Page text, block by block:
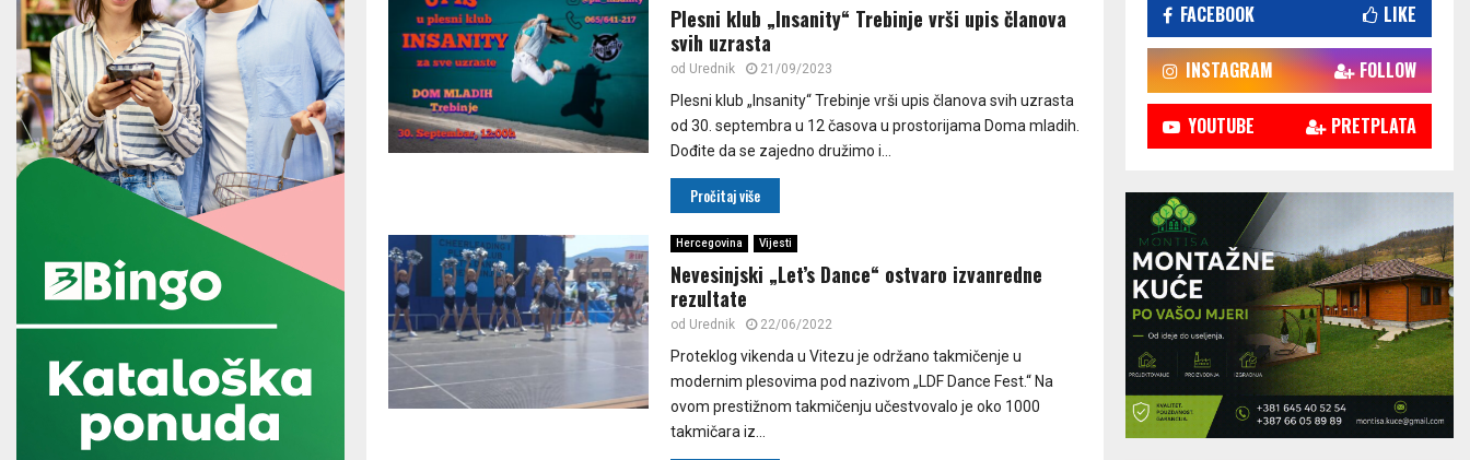
Plesni klub „Insanity“ Trebinje vrši upis članova
svih uzrasta
od Urednik 21/09/2023
Plesni klub „Insanity“ Trebinje vrši upis članova svih uzrasta
od 30. septembra u 12 časova u prostorijama Doma mladih.
Dođite da se zajedno družimo i...
Pročitaj više
Hercegovina Vijesti
Nevesinjski „Let’s Dance“ ostvaro izvanredne
rezultate
od Urednik 22/06/2022
Proteklog vikenda u Vitezu je održano takmičenje u
modernim plesovima pod nazivom „LDF Dance Fest.“ Na
ovom prestižnom takmičenju učestvovalo je oko 1000
takmičara iz...
FACEBOOK LIKE
INSTAGRAM FOLLOW
YOUTUBE PRETPLATA